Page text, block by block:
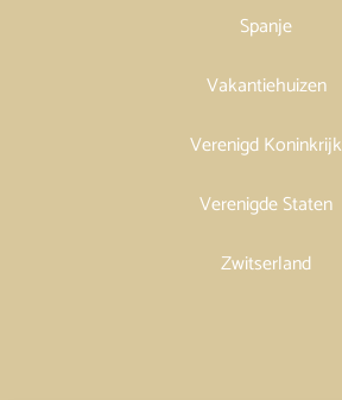
Spanje
Vakantiehuizen
Verenigd Koninkrijk
Verenigde Staten
Zwitserland